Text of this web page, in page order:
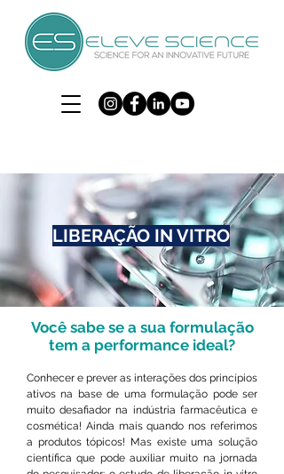
LIBERAÇÃO IN VITRO
Você sabe se a sua formulação
tem a performance ideal?
Conhecer e prever as interações dos princípios
ativos na base de uma formulação pode ser
muito desafiador na indústria farmacêutica e
cosmética! Ainda mais quando nos referimos
a produtos tópicos! Mas existe uma solução
científica que pode auxiliar muito na jornada